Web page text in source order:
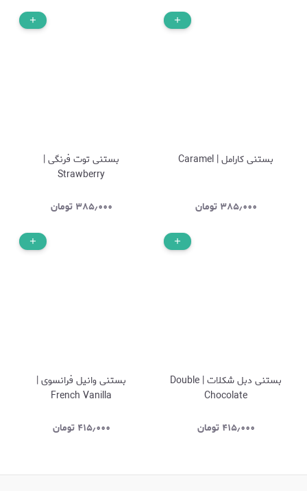
بستنی کارامل | Caramel
۳۸۵٫۰۰۰ تومان
بستنی توت فرنگی |
Strawberry
۳۸۵٫۰۰۰ تومان
بستنی دبل شکلات | Double
Chocolate
۴۱۵٫۰۰۰ تومان
بستنی وانیل فرانسوی |
French Vanilla
۴۱۵٫۰۰۰ تومان